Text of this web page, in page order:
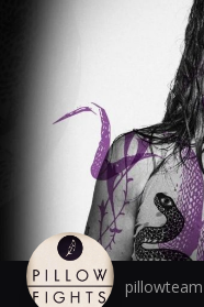
pillowteam